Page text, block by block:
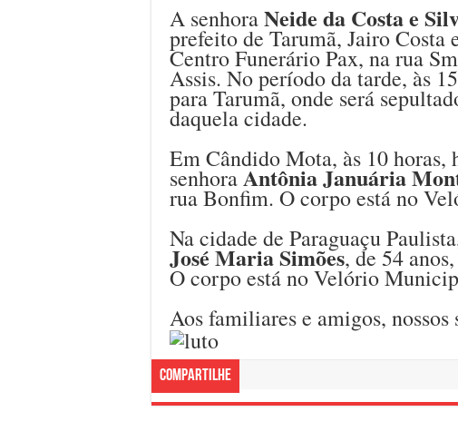
A senhoraNeide da Costa e
prefeito de Tarumã, Jairo Costa
Centro Funerário Pax, na rua
Assis. No período da tarde, às
para Tarumã, onde será
daquela cidade.
Em Cândido Mota, às 10 horas,
senhoraAntônia Januária
rua Bonfim. O corpo está no
Na cidade de Paraguaçu
José Maria Simões, de 54
O corpo está no Velório
Aos familiares e amigos, nossos
Compartilhe